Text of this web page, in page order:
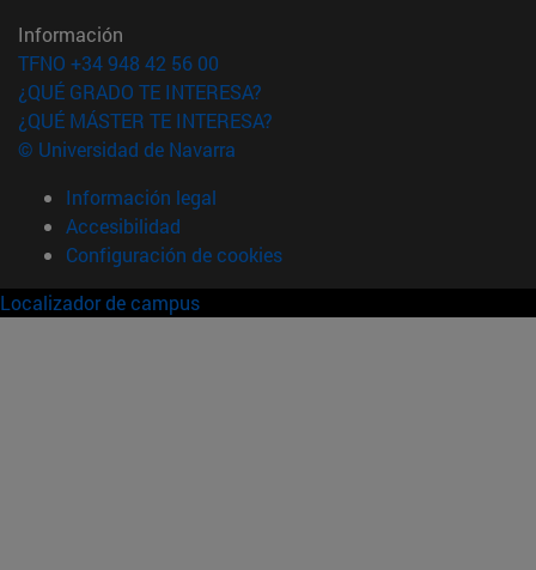
Información
TFNO +34 948 42 56 00
¿QUÉ GRADO TE INTERESA?
¿QUÉ MÁSTER TE INTERESA?
© Universidad de Navarra
Información legal
Accesibilidad
Configuración de cookies
Localizador de campus